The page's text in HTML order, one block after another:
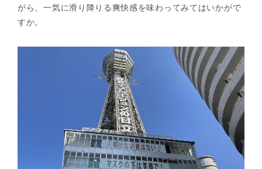
がら、一気に滑り降りる爽快感を味わってみてはいかがで
すか。